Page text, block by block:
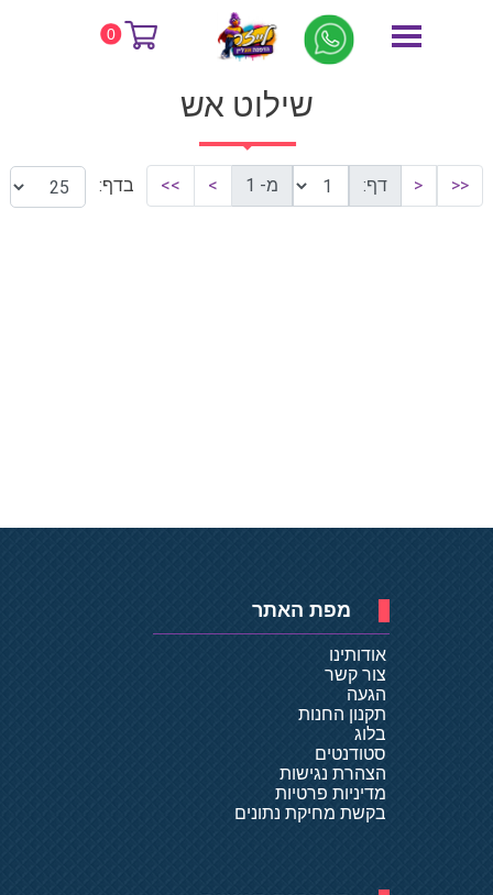
0 דף הבית שילוט אש
שילוט אש
<<
< דף: מ- 1 >
>> בדף:
מפת האתר
אודותינו
צור קשר
הגעה
תקנון החנות
בלוג
סטודנטים
הצהרת נגישות
מדיניות פרטיות
בקשת מחיקת נתונים